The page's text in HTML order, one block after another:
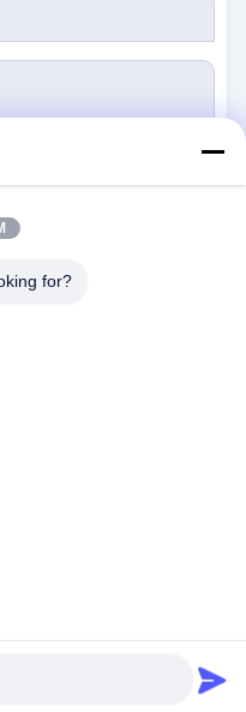
계 가공품 공급자. 저작권 2022-
for?